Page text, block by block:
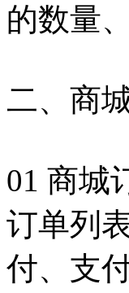
的数量
二、商
01 商城
订单列
付、支